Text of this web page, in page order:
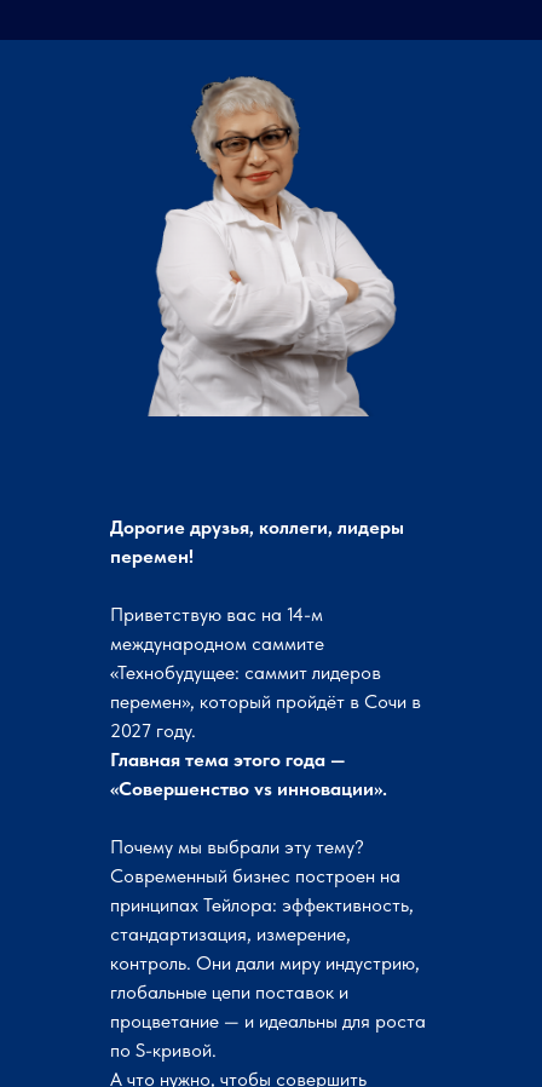
ВЫБРАТЬ ПАКЕТ УЧАСТИЯ
Дорогие друзья, коллеги, лидеры
перемен!
Приветствую вас на 14-м
международном саммите
«Технобудущее: саммит лидеров
перемен», который пройдёт в Сочи в
2027 году.
Главная тема этого года —
«Совершенство vs инновации».
Почему мы выбрали эту тему?
Современный бизнес построен на
принципах Тейлора: эффективность,
стандартизация, измерение,
контроль. Они дали миру индустрию,
глобальные цепи поставок и
процветание — и идеальны для роста
по S-кривой.
А что нужно, чтобы совершить